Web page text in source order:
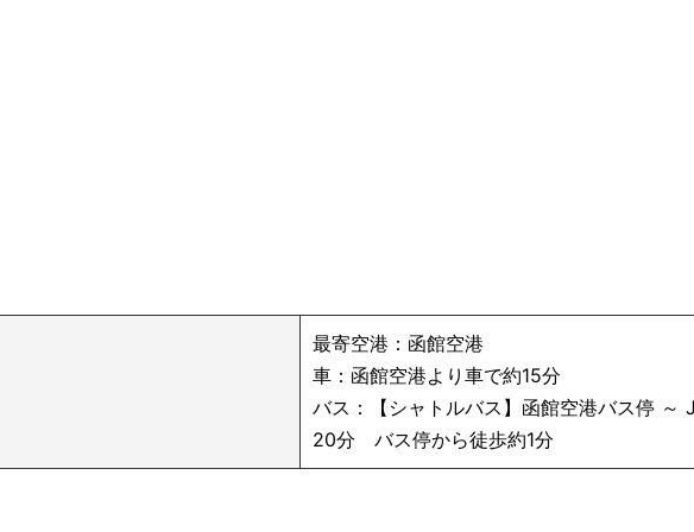
最寄空港：函館空港
車：函館空港より車で約15分
バス：【シャトルバス】函館空港バス停
20分 バス停から徒歩約1分